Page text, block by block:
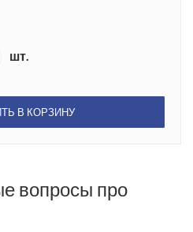
шт.
В КОРЗИНУ
вопросы про